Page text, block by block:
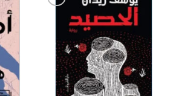
الرغبات